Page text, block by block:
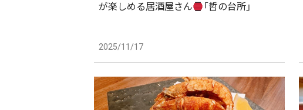
が楽しめる居酒屋さん
「哲の台所」
2025/11/17